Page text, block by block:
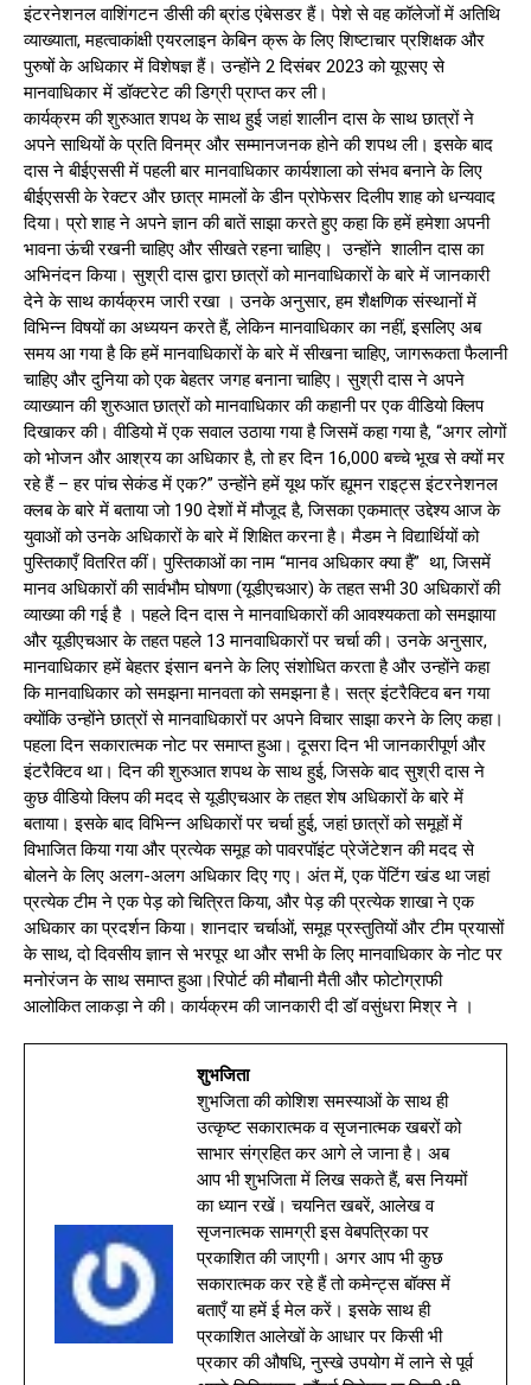
इंटरनेशनल वाशिंगटन डीसी की ब्रांड एंबेसडर हैं। पेशे से वह कॉलेजों में अतिथि
व्याख्याता, महत्वाकांक्षी एयरलाइन केबिन क्रू के लिए शिष्टाचार प्रशिक्षक और
पुरुषों के अधिकार में विशेषज्ञ हैं। उन्होंने 2 दिसंबर 2023 को यूएसए से
मानवाधिकार में डॉक्टरेट की डिग्री प्राप्त कर ली।
कार्यक्रम की शुरुआत शपथ के साथ हुई जहां शालीन दास के साथ छात्रों ने
अपने साथियों के प्रति विनम्र और सम्मानजनक होने की शपथ ली। इसके बाद
दास ने बीईएससी में पहली बार मानवाधिकार कार्यशाला को संभव बनाने के लिए
बीईएससी के रेक्टर और छात्र मामलों के डीन प्रोफेसर दिलीप शाह को धन्यवाद
दिया। प्रो शाह ने अपने ज्ञान की बातें साझा करते हुए कहा कि हमें हमेशा अपनी
भावना ऊंची रखनी चाहिए और सीखते रहना चाहिए। उन्होंने शालीन दास का
अभिनंदन किया। सुश्री दास द्वारा छात्रों को मानवाधिकारों के बारे में जानकारी
देने के साथ कार्यक्रम जारी रखा । उनके अनुसार, हम शैक्षणिक संस्थानों में
विभिन्न विषयों का अध्ययन करते हैं, लेकिन मानवाधिकार का नहीं, इसलिए अब
समय आ गया है कि हमें मानवाधिकारों के बारे में सीखना चाहिए, जागरूकता फैलानी
चाहिए और दुनिया को एक बेहतर जगह बनाना चाहिए। सुश्री दास ने अपने
व्याख्यान की शुरुआत छात्रों को मानवाधिकार की कहानी पर एक वीडियो क्लिप
दिखाकर की। वीडियो में एक सवाल उठाया गया है जिसमें कहा गया है, “अगर लोगों
को भोजन और आश्रय का अधिकार है, तो हर दिन 16,000 बच्चे भूख से क्यों मर
रहे हैं – हर पांच सेकंड में एक?” उन्होंने हमें यूथ फॉर ह्यूमन राइट्स इंटरनेशनल
क्लब के बारे में बताया जो 190 देशों में मौजूद है, जिसका एकमात्र उद्देश्य आज के
युवाओं को उनके अधिकारों के बारे में शिक्षित करना है। मैडम ने विद्यार्थियों को
पुस्तिकाएँ वितरित कीं। पुस्तिकाओं का नाम “मानव अधिकार क्या हैं” था, जिसमें
मानव अधिकारों की सार्वभौम घोषणा (यूडीएचआर) के तहत सभी 30 अधिकारों की
व्याख्या की गई है । पहले दिन दास ने मानवाधिकारों की आवश्यकता को समझाया
और यूडीएचआर के तहत पहले 13 मानवाधिकारों पर चर्चा की। उनके अनुसार,
मानवाधिकार हमें बेहतर इंसान बनने के लिए संशोधित करता है और उन्होंने कहा
कि मानवाधिकार को समझना मानवता को समझना है। सत्र इंटरैक्टिव बन गया
क्योंकि उन्होंने छात्रों से मानवाधिकारों पर अपने विचार साझा करने के लिए कहा।
पहला दिन सकारात्मक नोट पर समाप्त हुआ। दूसरा दिन भी जानकारीपूर्ण और
इंटरैक्टिव था। दिन की शुरुआत शपथ के साथ हुई, जिसके बाद सुश्री दास ने
कुछ वीडियो क्लिप की मदद से यूडीएचआर के तहत शेष अधिकारों के बारे में
बताया। इसके बाद विभिन्न अधिकारों पर चर्चा हुई, जहां छात्रों को समूहों में
विभाजित किया गया और प्रत्येक समूह को पावरपॉइंट प्रेजेंटेशन की मदद से
बोलने के लिए अलग-अलग अधिकार दिए गए। अंत में, एक पेंटिंग खंड था जहां
प्रत्येक टीम ने एक पेड़ को चित्रित किया, और पेड़ की प्रत्येक शाखा ने एक
अधिकार का प्रदर्शन किया। शानदार चर्चाओं, समूह प्रस्तुतियों और टीम प्रयासों
के साथ, दो दिवसीय ज्ञान से भरपूर था और सभी के लिए मानवाधिकार के नोट पर
मनोरंजन के साथ समाप्त हुआ।रिपोर्ट की मौबानी मैती और फोटोग्राफी
आलोकित लाकड़ा ने की। कार्यक्रम की जानकारी दी डॉ वसुंधरा मिश्र ने ।
शुभजिता
शुभजिता की कोशिश समस्याओं के साथ ही
उत्कृष्ट सकारात्मक व सृजनात्मक खबरों को
साभार संग्रहित कर आगे ले जाना है। अब
आप भी शुभजिता में लिख सकते हैं, बस नियमों
का ध्यान रखें। चयनित खबरें, आलेख व
सृजनात्मक सामग्री इस वेबपत्रिका पर
प्रकाशित की जाएगी। अगर आप भी कुछ
सकारात्मक कर रहे हैं तो कमेन्ट्स बॉक्स में
बताएँ या हमें ई मेल करें। इसके साथ ही
प्रकाशित आलेखों के आधार पर किसी भी
प्रकार की औषधि, नुस्खे उपयोग में लाने से पूर्व